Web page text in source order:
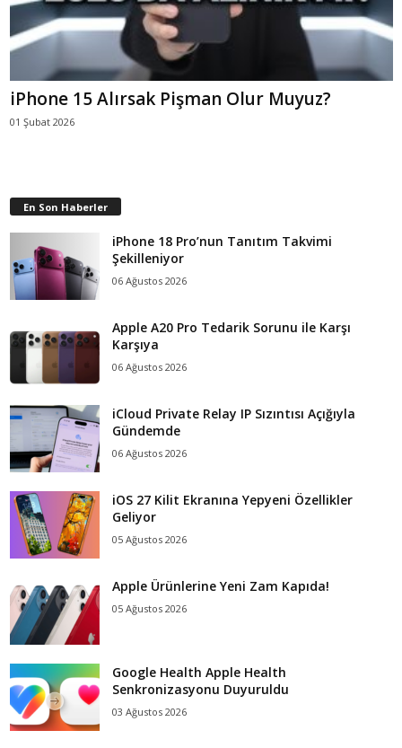
iPhone 15 Alırsak Pişman Olur Muyuz?
01 Şubat 2026
En Son Haberler
iPhone 18 Pro’nun Tanıtım Takvimi
Şekilleniyor
06 Ağustos 2026
Apple A20 Pro Tedarik Sorunu ile Karşı
Karşıya
06 Ağustos 2026
iCloud Private Relay IP Sızıntısı Açığıyla
Gündemde
06 Ağustos 2026
iOS 27 Kilit Ekranına Yepyeni Özellikler
Geliyor
05 Ağustos 2026
Apple Ürünlerine Yeni Zam Kapıda!
05 Ağustos 2026
Google Health Apple Health
Senkronizasyonu Duyuruldu
03 Ağustos 2026